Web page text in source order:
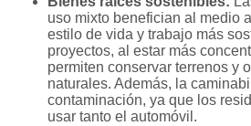
uso mixto benefician al medio
estilo de vida y trabajo más
proyectos, al estar más
permiten conservar terrenos y
naturales. Además, la
contaminación, ya que los
usar tanto el automóvil.